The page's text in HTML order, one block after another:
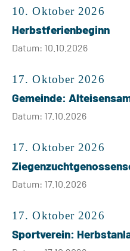
10. Oktober 2026
Herbstferienbeginn
Datum: 10.10.2026
17. Oktober 2026
Gemeinde:
Datum: 17.10.2026
17. Oktober 2026
Datum: 17.10.2026
17. Oktober 2026
Sportverein: